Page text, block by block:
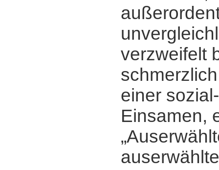
verzweifelt
einer
Einsamen,